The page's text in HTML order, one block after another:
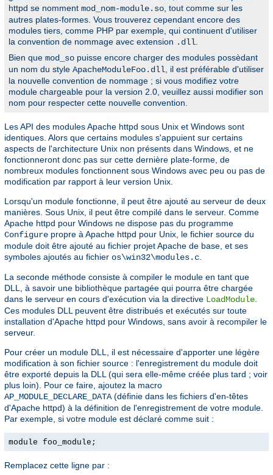
httpd se nomment mod_nom-module.so, tout comme sur les
autres plates-formes. Vous trouverez cependant encore des
modules tiers, comme PHP par exemple, qui continuent d'utiliser
la convention de nommage avec extension .dll.
Bien que mod_so puisse encore charger des modules possèdant
un nom du style ApacheModuleFoo.dll, il est préférable d'utiliser
la nouvelle convention de nommage ; si vous modifiez votre
module chargeable pour la version 2.0, veuillez aussi modifier son
nom pour respecter cette nouvelle convention.
Les API des modules Apache httpd sous Unix et Windows sont
identiques. Alors que certains modules s'appuient sur certains
aspects de l'architecture Unix non présents dans Windows, et ne
fonctionneront donc pas sur cette dernière plate-forme, de
nombreux modules fonctionnent sous Windows avec peu ou pas de
modification par rapport à leur version Unix.
Lorsqu'un module fonctionne, il peut être ajouté au serveur de deux
manières. Sous Unix, il peut être compilé dans le serveur. Comme
Apache httpd pour Windows ne dispose pas du programme
Configure propre à Apache httpd pour Unix, le fichier source du
module doit être ajouté au fichier projet Apache de base, et ses
symboles ajoutés au fichier os\win32\modules.c.
La seconde méthode consiste à compiler le module en tant que
DLL, à savoir une bibliothèque partagée qui pourra être chargée
dans le serveur en cours d'exécution via la directive LoadModule.
Ces modules DLL peuvent être distribués et exécutés sur toute
installation d'Apache httpd pour Windows, sans avoir à recompiler le
serveur.
Pour créer un module DLL, il est nécessaire d'apporter une légère
modification à son fichier source : l'enregistrement du module doit
être exporté depuis la DLL (qui sera elle-même créée plus tard ; voir
plus loin). Pour ce faire, ajoutez la macro
AP_MODULE_DECLARE_DATA(définie dans les fichiers d'en-têtes
d'Apache httpd) à la définition de l'enregistrement de votre module.
Par exemple, si votre module est déclaré comme suit :
module foo_module;
Remplacez cette ligne par :